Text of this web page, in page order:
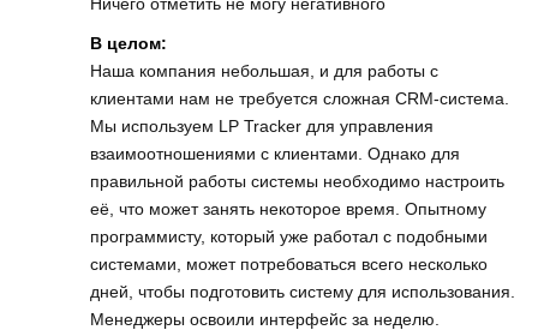
В целом:
Наша компания небольшая, и для работы с
клиентами нам не требуется сложная СRM-система.
Мы используем LP Tracker для управления
взаимоотношениями с клиентами. Однако для
правильной работы системы необходимо настроить
её, что может занять некоторое время. Опытному
программисту, который уже работал с подобными
системами, может потребоваться всего несколько
дней, чтобы подготовить систему для использования.
Менеджеры освоили интерфейс за неделю.